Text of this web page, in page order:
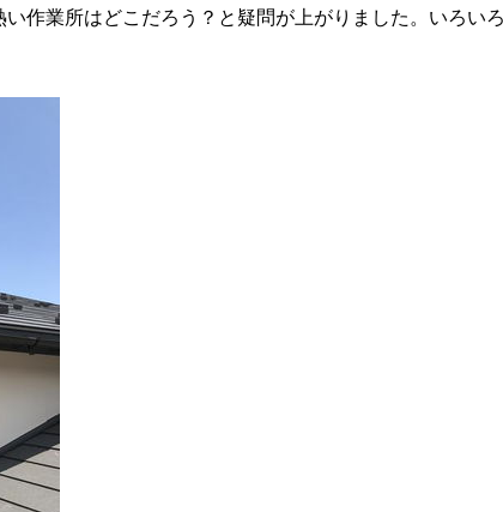
い作業所はどこだろう？と疑問が上がりました。いろい